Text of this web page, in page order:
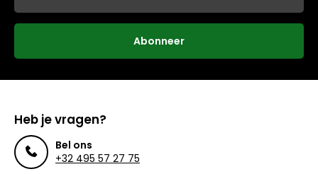
Abonneer
Heb je vragen?
Bel ons
+32 495 57 27 75